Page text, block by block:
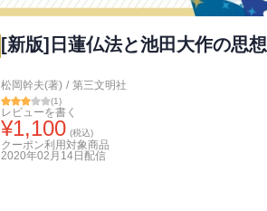
[新版]日蓮仏法と池田大作の思想
松岡幹夫(著) / 第三文明社
(1)
レビューを書く
¥1,100 (税込)
クーポン利用対象商品
2020年02月14日 配信